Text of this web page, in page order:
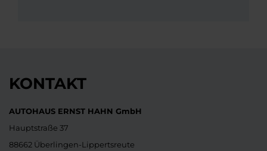
KONTAKT
AUTOHAUS ERNST HAHN GmbH
Hauptstraße 37
88662 Überlingen-Lippertsreute